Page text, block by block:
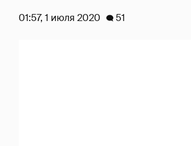
01:57, 1 июля 2020 51